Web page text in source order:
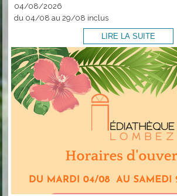
04/08/2026
du 04/08 au 29/08 inclus